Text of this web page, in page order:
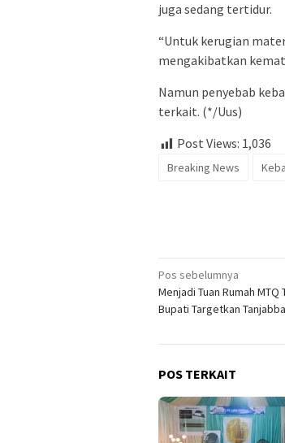
juga sedang tertidur.
“Untuk kerugian
mengakibatkan
Namun penyebab
terkait. (*/Uus)
Post Views: 1,036
Breaking News
Navigasi
pos
Pos sebelumnya
Menjadi Tuan Rumah
Bupati Targetkan
POS TERKAIT